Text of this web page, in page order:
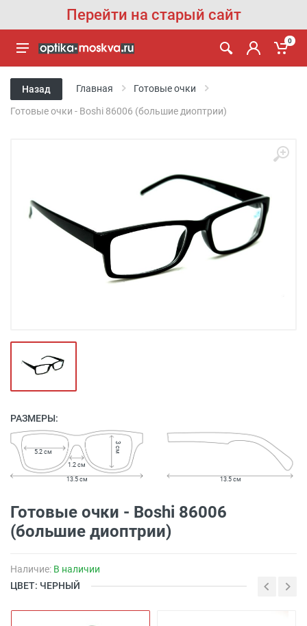
Перейти на старый сайт
0
Назад Главная Готовые очки
Готовые очки - Boshi 86006 (большие диоптрии)
РАЗМЕРЫ:
1.2 см
5.2 см 3 см
13.5 см 13.5 см
Готовые очки - Boshi 86006
(большие диоптрии)
Наличие: В наличии
ЦВЕТ: ЧЕРНЫЙ